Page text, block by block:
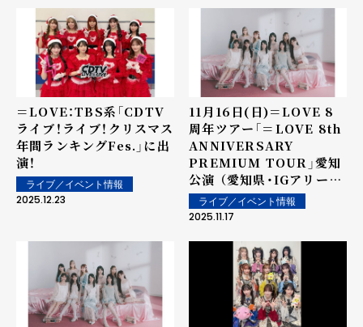
＝LOVE：TBS系「CDTV
ライブ！ライブ！クリスマス
年間ランキングFes.」に出
演！
ライブ／イベント情報
2025.12.23
11月16日(日)＝LOVE 8
周年ツアー「＝LOVE 8th
ANNIVERSARY
PREMIUM TOUR」愛知
公演 （愛知県・IGアリー
ナ）にて、 神奈川県・横浜ス
タジアムでのツアーファイ
ライブ／イベント情報
2025.11.17